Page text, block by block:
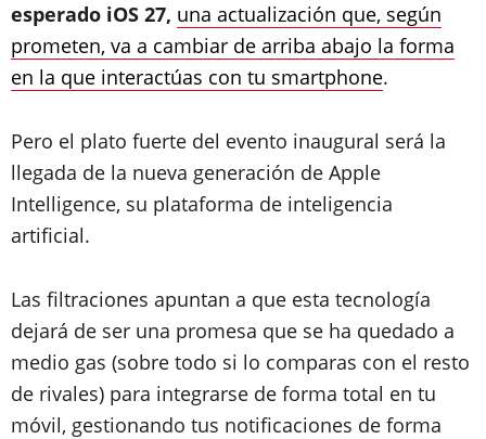
esperado iOS 27, una actualización que, según
prometen, va a cambiar de arriba abajo la forma
en la que interactúas con tu smartphone.
Pero el plato fuerte del evento inaugural será la
llegada de la nueva generación de Apple
Intelligence, su plataforma de inteligencia
artificial.
Las filtraciones apuntan a que esta tecnología
dejará de ser una promesa que se ha quedado a
medio gas (sobre todo si lo comparas con el resto
de rivales) para integrarse de forma total en tu
móvil, gestionando tus notificaciones de forma